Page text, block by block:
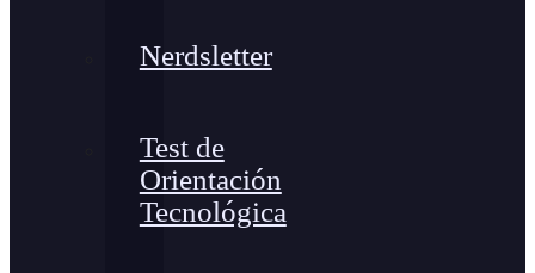
Nerdsletter
Test de
Orientación
Tecnológica